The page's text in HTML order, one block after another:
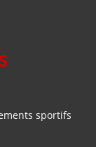
sportifs